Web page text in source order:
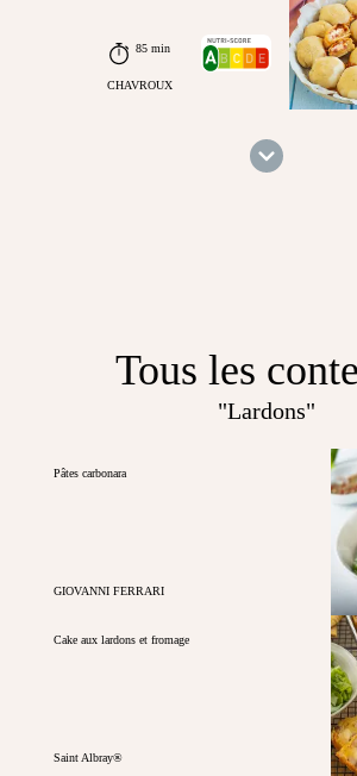
85 min
CHAVROUX
Tous les
"Lardons"
Pâtes carbonara
GIOVANNI FERRARI
Cake aux lardons et fromage
Saint Albray®